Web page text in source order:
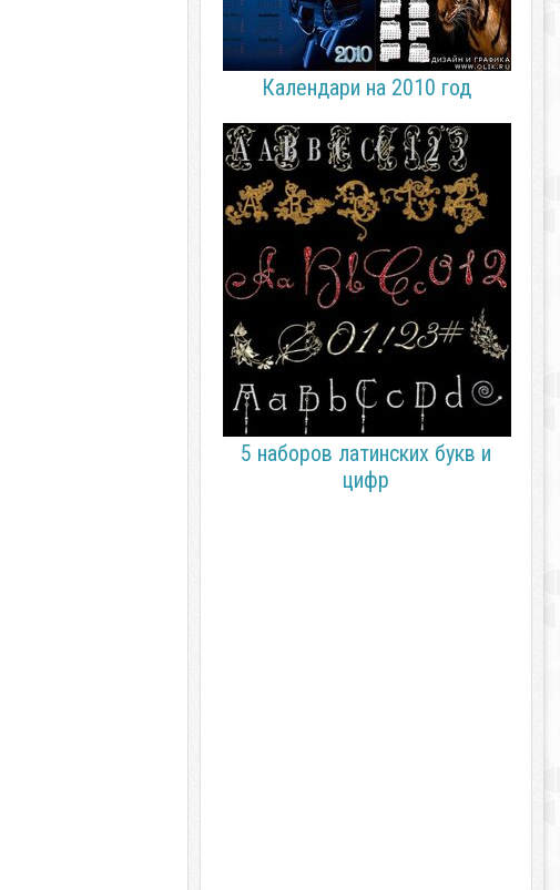
Календари на 2010 год
5 наборов латинских букв и
цифр